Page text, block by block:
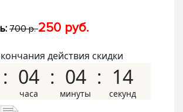
700 р.250 руб.
действия скидки
04 04 13